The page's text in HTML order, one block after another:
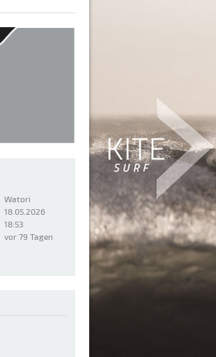
Watori
18.05.2026
18:53
vor 79 Tagen